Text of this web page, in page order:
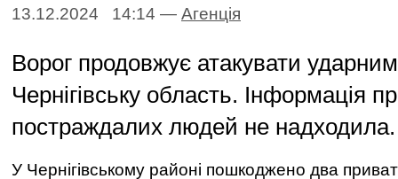
13.12.2024 14:14 — Агенцiя
Ворог продовжує атакувати
Чернігівську область. Інформація
постраждалих людей не надходила.
У Чернігівському районі пошкоджено два